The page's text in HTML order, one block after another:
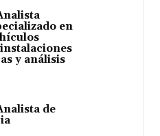
en
y análisis
de